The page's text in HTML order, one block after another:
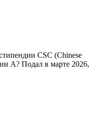
CSC (Chinese
A? Подал в марте 2026,